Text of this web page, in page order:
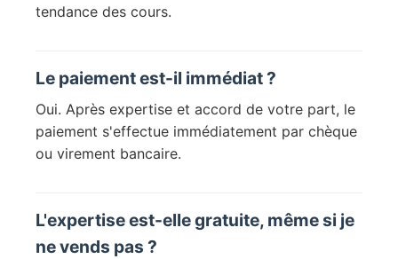
tendance des cours.
Le paiement est-il immédiat ?
Oui. Après expertise et accord de votre part, le
paiement s'effectue immédiatement par chèque
ou virement bancaire.
L'expertise est-elle gratuite, même si je
ne vends pas ?